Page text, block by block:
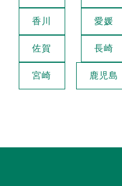
香川 愛媛
佐賀 長崎
宮崎 鹿児島